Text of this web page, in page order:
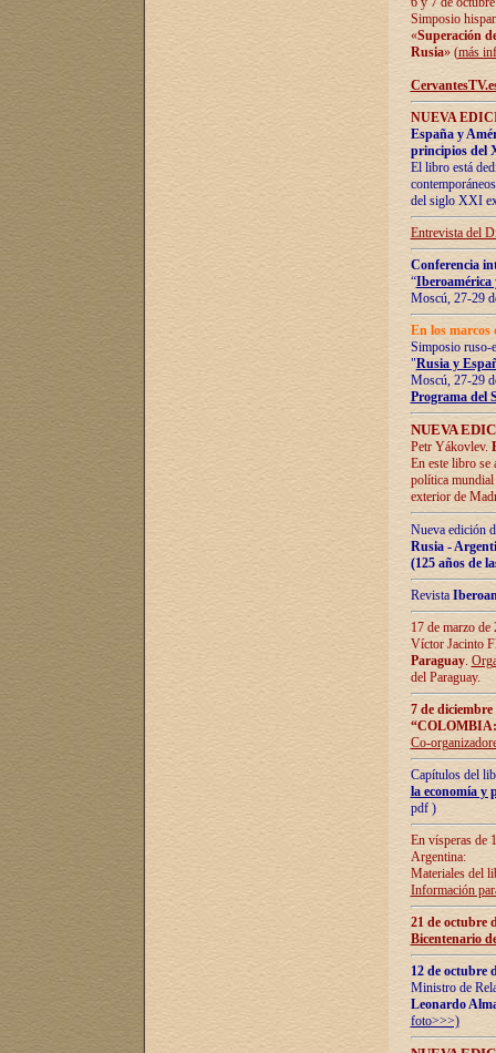
Simposio
«Superación
Rusia» (más
NUEVA
España y
principios del
El libro está
del siglo XXI
Entrevista del
Conferencia
“Iberoamérica
Moscú, 27-29
En los marcos
Simposio ruso-
"Rusia y
Moscú, 27-29
Programa del
NUEVA
Petr Yákovlev.
En este libro se
política mundial
exterior de
Nueva edición
Rusia -
(125 años de
Revista
17 de marzo
Víctor Jacinto
Paraguay.
del Paraguay.
7 de
Co-
Capítulos del
la economía y
pdf )
En vísperas de
Argentina:
Materiales del
Información
21 de octubre
Bicentenario
12 de octubre
Ministro de
Leonardo
foto>>>)